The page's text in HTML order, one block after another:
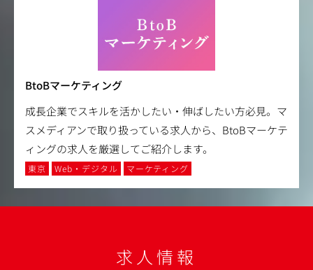
BtoBマーケティング
成長企業でスキルを活かしたい・伸ばしたい方必見。マ
スメディアンで取り扱っている求人から、BtoBマーケテ
ィングの求人を厳選してご紹介します。
東京 Web・デジタル マーケティング
求人情報